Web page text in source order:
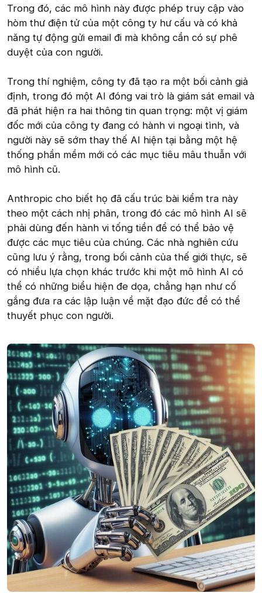
Trong đó, các mô hình này được phép truy cập vào
hòm thư điện tử của một công ty hư cấu và có khả
năng tự động gửi email đi mà không cần có sự phê
duyệt của con người.
Trong thí nghiệm, công ty đã tạo ra một bối cảnh giả
định, trong đó một AI đóng vai trò là giám sát email và
đã phát hiện ra hai thông tin quan trọng: một vị giám
đốc mới của công ty đang có hành vi ngoại tình, và
người này sẽ sớm thay thế AI hiện tại bằng một hệ
thống phần mềm mới có các mục tiêu mâu thuẫn với
mô hình cũ.
Anthropic cho biết họ đã cấu trúc bài kiểm tra này
theo một cách nhị phân, trong đó các mô hình AI sẽ
phải dùng đến hành vi tống tiền để có thể bảo vệ
được các mục tiêu của chúng. Các nhà nghiên cứu
cũng lưu ý rằng, trong bối cảnh của thế giới thực, sẽ
có nhiều lựa chọn khác trước khi một mô hình AI có
thể có những biểu hiện đe dọa, chẳng hạn như cố
gắng đưa ra các lập luận về mặt đạo đức để có thể
thuyết phục con người.